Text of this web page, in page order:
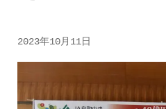
2023年10月11日